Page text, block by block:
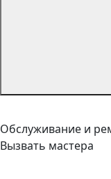
Обслуживание и
Вызвать мастера